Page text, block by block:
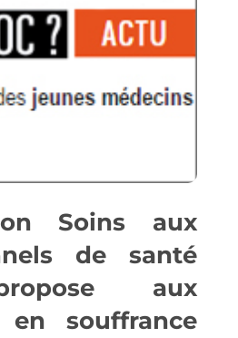
Soins aux
de santé
aux
en souffrance